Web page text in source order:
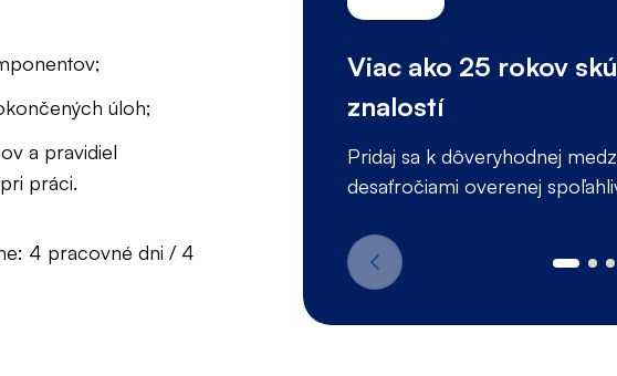
úloh;
a pravidiel
práci.
4 pracovné dni / 4
Viac ako 25 rokov
znalostí
Pridaj sa k dôveryhodnej
desaťročiami overenej